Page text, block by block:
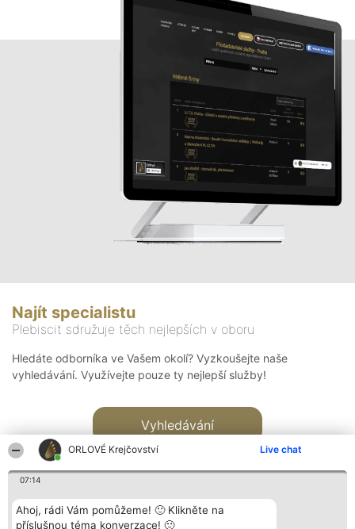
ORLOVÉ Krejčovství Live chat
07:14
Ahoj, rádi Vám pomůžeme! 🙂 Klikněte na
příslušnou téma konverzace! 🙂
Najít specialistu
Plebiscit sdružuje těch nejlepších v oboru
Hledáte odborníka ve Vašem okolí? Vyzkoušejte naše
vyhledávání. Využívejte pouze ty nejlepší služby!
Vyhledávání